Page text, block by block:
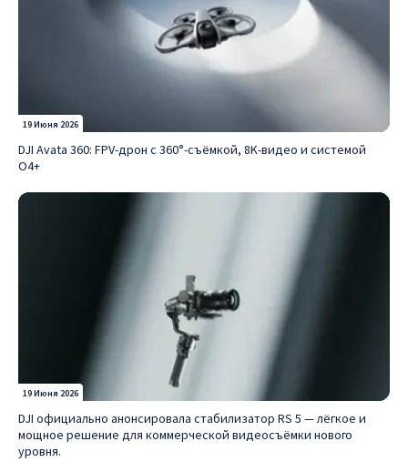
19 Июня 2026
DJI Avata 360: FPV-дрон с 360°-съёмкой, 8K-видео и системой
O4+
19 Июня 2026
DJI официально анонсировала стабилизатор RS 5 — лёгкое и
мощное решение для коммерческой видеосъёмки нового
уровня.